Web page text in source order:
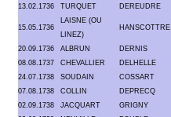
13.02.1736
TURQUET DEREUDRE
15.05.1736
LAISNE (OU
LINEZ)
HANSCOTTRE
20.09.1736 ALBRUN DERNIS
08.08.1737
CHEVALLIER DELHELLE
24.07.1738
SOUDAIN COSSART
07.08.1738
COLLIN DEPRECQ
02.09.1738
JACQUART GRIGNY